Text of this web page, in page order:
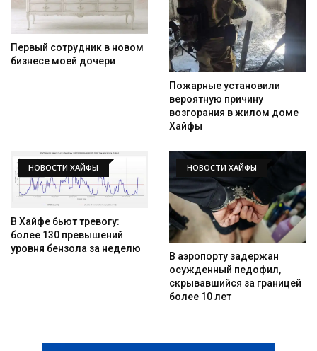
Первый сотрудник в новом
бизнесе моей дочери
Пожарные установили
вероятную причину
возгорания в жилом доме
Хайфы
НОВОСТИ ХАЙФЫ
В Хайфе бьют тревогу:
более 130 превышений
уровня бензола за неделю
НОВОСТИ ХАЙФЫ
В аэропорту задержан
осужденный педофил,
скрывавшийся за границей
более 10 лет